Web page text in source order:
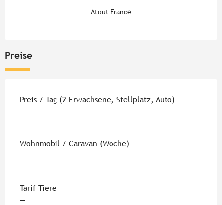
Atout France
Preise
Preise 2026
Preis / Tag (2 Erwachsene, Stellplatz, Auto)
—
Wohnmobil / Caravan (Woche)
—
Tarif Tiere
—